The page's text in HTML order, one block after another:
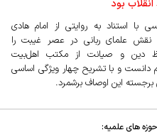
بود
با استناد به روایتی از امام هادی
نقش علمای ربانی در عصر غیبت را
دین و صیانت از مکتب اهل‌بیت
دانست و با تشریح چهار ویژگی اساسی
برجسته این اوصاف برشمرد.
های علمیه: